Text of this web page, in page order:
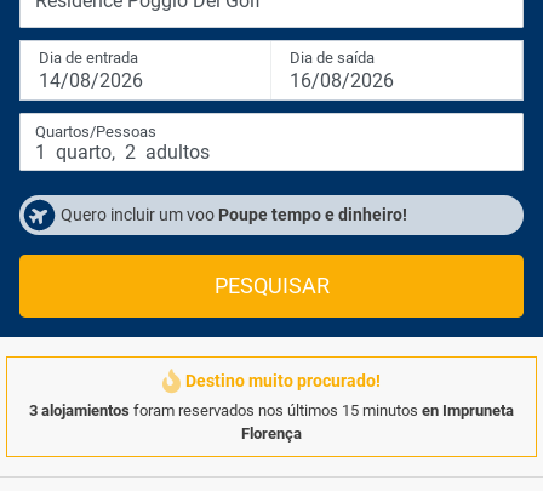
Dia de entrada
14/08/2026
Dia de saída
16/08/2026
Quartos/Pessoas
1 quarto, 2 adultos
Quero incluir um voo Poupe tempo e dinheiro!
PESQUISAR
Destino muito procurado!
3 alojamientos foram reservados nos últimos 15 minutos en Impruneta
Florença